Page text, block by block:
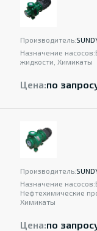
Производитель:
Назначение насосов:
жидкости, Химикаты
Цена:по
Производитель:
Назначение насосов:
Нефтехимические
Химикаты
Цена:по